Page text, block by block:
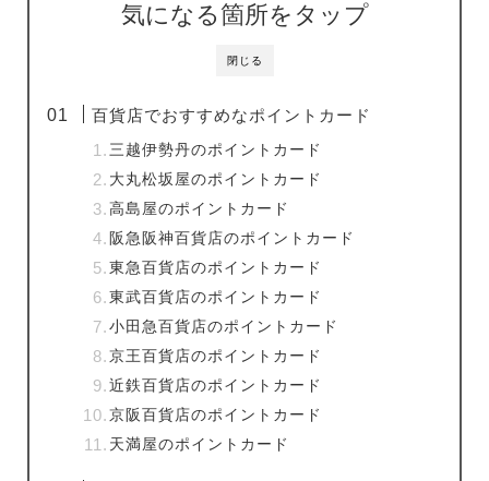
閉じる
気になる箇所をタップ
百貨店でおすすめなポイントカード
三越伊勢丹のポイントカード
大丸松坂屋のポイントカード
高島屋のポイントカード
阪急阪神百貨店のポイントカード
東急百貨店のポイントカード
東武百貨店のポイントカード
小田急百貨店のポイントカード
京王百貨店のポイントカード
近鉄百貨店のポイントカード
京阪百貨店のポイントカード
天満屋のポイントカード